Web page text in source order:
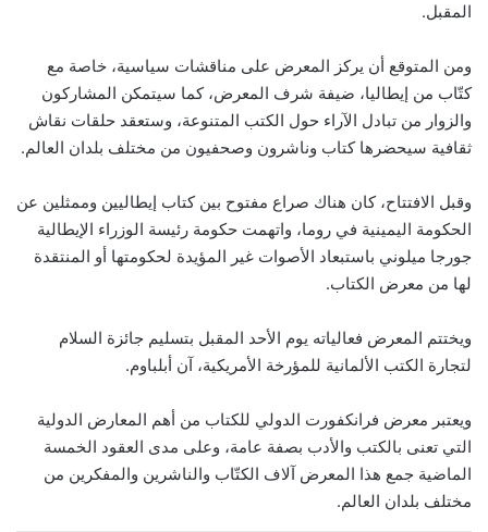
المقبل.
ومن المتوقع أن يركز المعرض على مناقشات سياسية، خاصة مع
كتّاب من إيطاليا، ضيفة شرف المعرض، كما سيتمكن المشاركون
والزوار من تبادل الآراء حول الكتب المتنوعة، وستعقد حلقات نقاش
ثقافية سيحضرها كتاب وناشرون وصحفيون من مختلف بلدان العالم.
وقبل الافتتاح، كان هناك صراع مفتوح بين كتاب إيطاليين وممثلين عن
الحكومة اليمينية في روما، واتهمت حكومة رئيسة الوزراء الإيطالية
جورجا ميلوني باستبعاد الأصوات غير المؤيدة لحكومتها أو المنتقدة
لها من معرض الكتاب.
ويختتم المعرض فعالياته يوم الأحد المقبل بتسليم جائزة السلام
لتجارة الكتب الألمانية للمؤرخة الأمريكية، آن أبلباوم.
ويعتبر معرض فرانكفورت الدولي للكتاب من أهم المعارض الدولية
التي تعنى بالكتب والأدب بصفة عامة، وعلى مدى العقود الخمسة
الماضية جمع هذا المعرض آلاف الكتّاب والناشرين والمفكرين من
مختلف بلدان العالم.